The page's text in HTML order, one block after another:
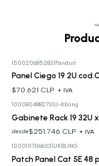
150020685283 Panduit
Panel Ciego 19 2U
$70.621 CLP + IVA
100080488273 U-Kbling
Gabinete Rack 19
desde$251.746 CLP + IVA
100010706633 UKBLING
Patch Panel Cat 5E 48